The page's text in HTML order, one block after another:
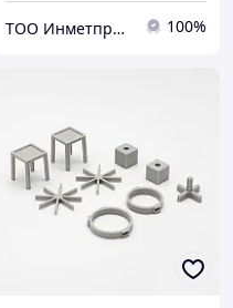
ТОО Инметпром 100%